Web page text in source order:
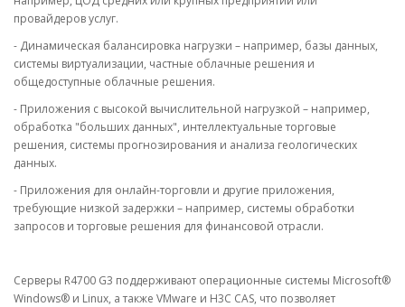
провайдеров услуг.
- Динамическая балансировка нагрузки – например, базы данных,
системы виртуализации, частные облачные решения и
общедоступные облачные решения.
- Приложения с высокой вычислительной нагрузкой – например,
обработка "больших данных", интеллектуальные торговые
решения, системы прогнозирования и анализа геологических
данных.
- Приложения для онлайн-торговли и другие приложения,
требующие низкой задержки – например, системы обработки
запросов и торговые решения для финансовой отрасли.
Серверы R4700 G3 поддерживают операционные системы Microsoft®
Windows® и Linux, а также VMware и H3C CAS, что позволяет